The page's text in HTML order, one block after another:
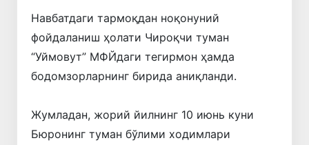
Навбатдаги тармоқдан ноқонуний
фойдаланиш ҳолати Чироқчи туман
“Уймовут” МФЙдаги тегирмон ҳамда
бодомзорларнинг бирида аниқланди.
Жумладан, жорий йилнинг 10 июнь куни
Бюронинг туман бўлими ходимлари